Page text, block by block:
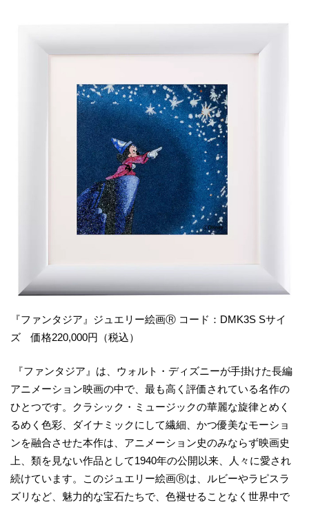
『ファンタジア』ジュエリー絵画Ⓡ コード：DMK3S Sサイ
ズ 価格220,000円（税込）
『ファンタジア』は、ウォルト・ディズニーが手掛けた長編
アニメーション映画の中で、最も高く評価されている名作の
ひとつです。クラシック・ミュージックの華麗な旋律とめく
るめく色彩、ダイナミックにして繊細、かつ優美なモーショ
ンを融合させた本作は、アニメーション史のみならず映画史
上、類を見ない作品として1940年の公開以来、人々に愛され
続けています。このジュエリー絵画Ⓡは、ルビーやラピスラ
ズリなど、魅力的な宝石たちで、色褪せることなく世界中で